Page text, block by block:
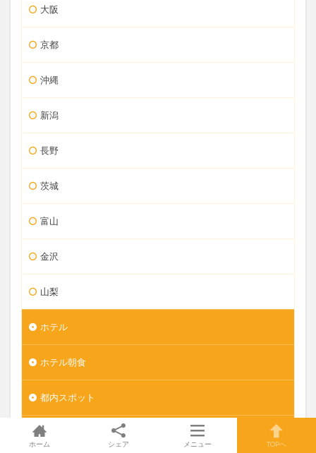
大阪
京都
沖縄
新潟
長野
茨城
富山
金沢
山梨
ホテル
ホテル朝食
都内スポット
吉祥寺グルメ
ホーム シェア メニュー TOPへ